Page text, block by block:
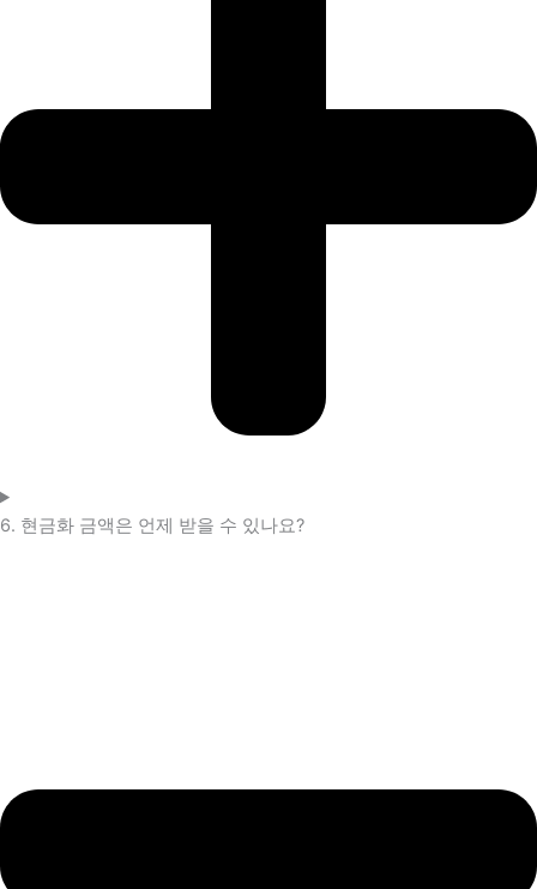
6. 현금화 금액은 언제 받을 수 있나요?